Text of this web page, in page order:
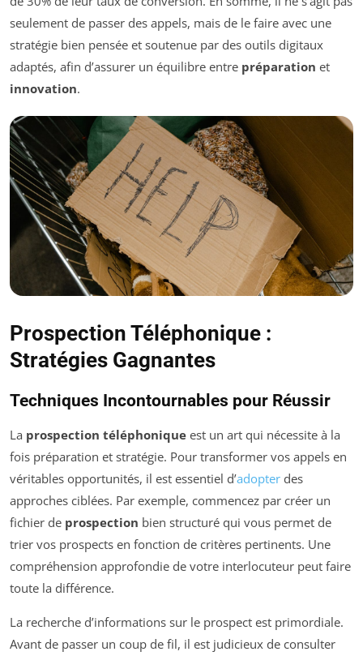
seulement de passer des appels, mais de le faire avec une
stratégie bien pensée et soutenue par des outils digitaux
adaptés, afin d’assurer un équilibre entre préparation et
innovation.
Prospection Téléphonique :
Stratégies Gagnantes
Techniques Incontournables pour Réussir
La prospection téléphonique est un art qui nécessite à la
fois préparation et stratégie. Pour transformer vos appels en
véritables opportunités, il est essentiel d’adopter des
approches ciblées. Par exemple, commencez par créer un
fichier de prospection bien structuré qui vous permet de
trier vos prospects en fonction de critères pertinents. Une
compréhension approfondie de votre interlocuteur peut faire
toute la différence.
La recherche d’informations sur le prospect est primordiale.
Avant de passer un coup de fil, il est judicieux de consulter